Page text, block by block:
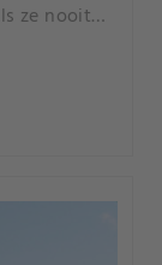
ze nooit